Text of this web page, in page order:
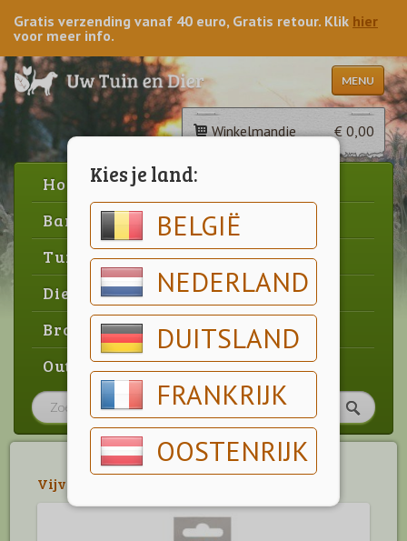
Kies je land:
BELGIË
NEDERLAND
DUITSLAND
FRANKRIJK
OOSTENRIJK
Gratis verzending vanaf 40 euro, Gratis retour. Klik hier
voor meer info.
MENU
Winkelmandje € 0,00
Home
Barbecue
Tuin
Dier
Brood & gebak
Outlet
Vijver